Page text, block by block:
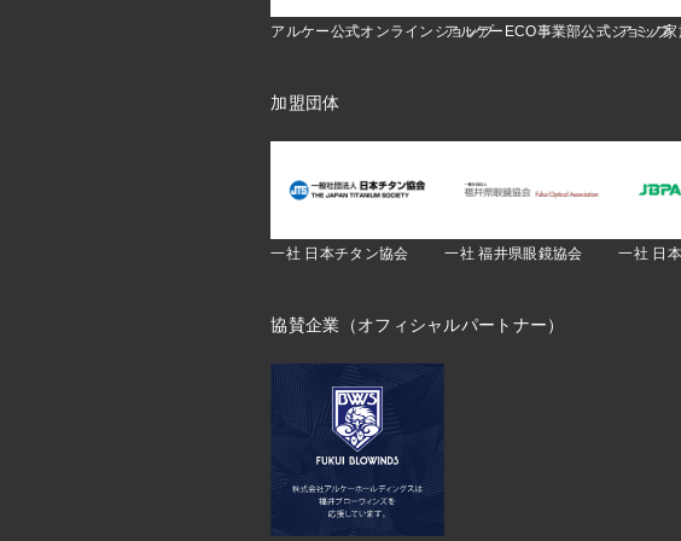
アルケー公式オンラインショップアルケーECO事業部公式ショップ
アミノ
加盟団体
一社 日本チタン協会 一社 福井県眼鏡協会 一社 日
協賛企業（オフィシャルパートナー）